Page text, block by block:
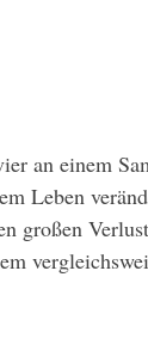
an einem
Leben
großen